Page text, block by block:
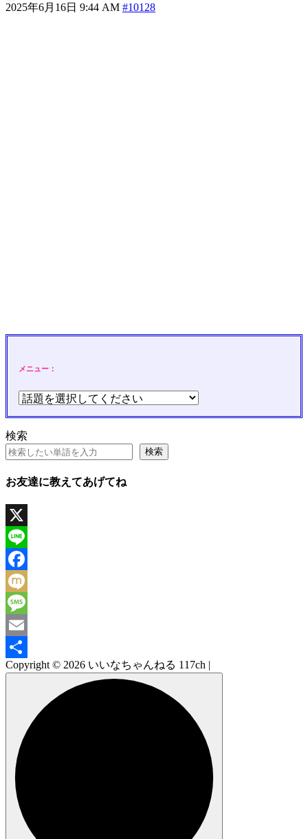
2025年6月16日 9:44 AM #10128
メニュー：
検索
検索
お友達に教えてあげてね
X
Line
Facebook
Mixi
Message
Email
共
Copyright © 2026 いいなちゃんねる 117ch |